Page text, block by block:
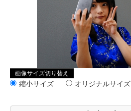
画像サイズ切り替え
縮小サイズ オリジナルサイズ